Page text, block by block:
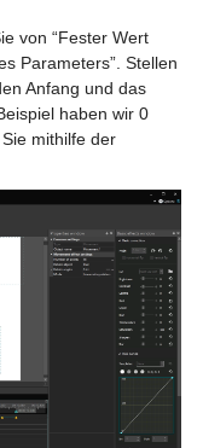
von “Fester Wert
Parameters”. Stellen
Anfang und das
haben wir 0
mithilfe der